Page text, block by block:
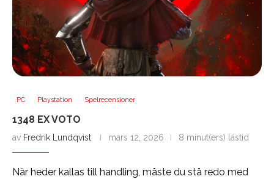
PC Playstation Spelrecensioner
1348 EX VOTO
av Fredrik Lundqvist mars 12, 2026 8 minut(ers) lästid
När heder kallas till handling, måste du stå redo med